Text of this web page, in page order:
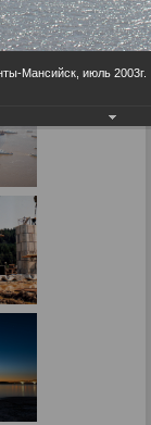
Мансийск, июль 2003г.